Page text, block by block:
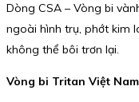
Dòng CSA – Vòng bi
ngoài hình trụ, phớt kim
không thể bôi trơn lại.
Vòng bi Tritan Việt Nam